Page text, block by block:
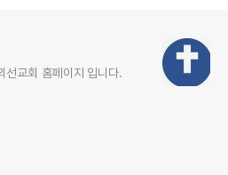
선교회 홈페이지 입니다.